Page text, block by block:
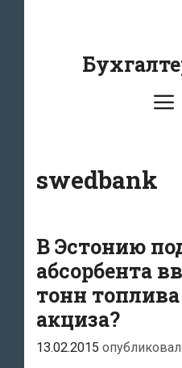
содержанию
swedbank
В Эстонию
абсорбента
тонн
акциза?
13.02.2015 опубликовал